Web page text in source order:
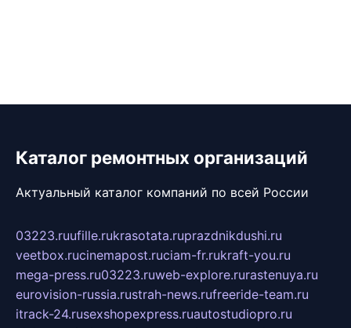
Каталог ремонтных организаций
Актуальный каталог компаний по всей России
03223.ruufille.rukrasotata.ruprazdnikdushi.ru
veetbox.rucinemapost.ruciam-fr.rukraft-you.ru
mega-press.ru03223.ruweb-explore.rurastenuya.ru
eurovision-russia.rustrah-news.rufreeride-team.ru
itrack-24.rusexshopexpress.ruautostudiopro.ru